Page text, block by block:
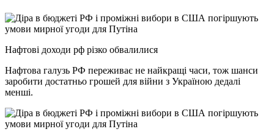
Нафтові доходи рф різко обвалилися
Нафтова галузь РФ переживає не найкращі часи, тож шанси
заробити достатньо грошей для війни з Україною дедалі
менші.